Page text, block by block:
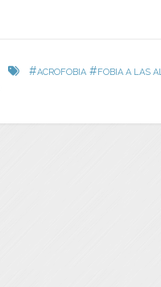
#ACROFOBIA #FOBIA A LAS